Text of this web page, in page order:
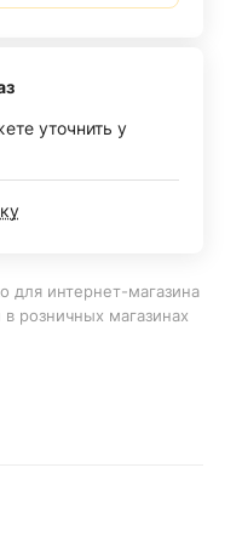
уточнить у
для интернет-магазина
розничных магазинах